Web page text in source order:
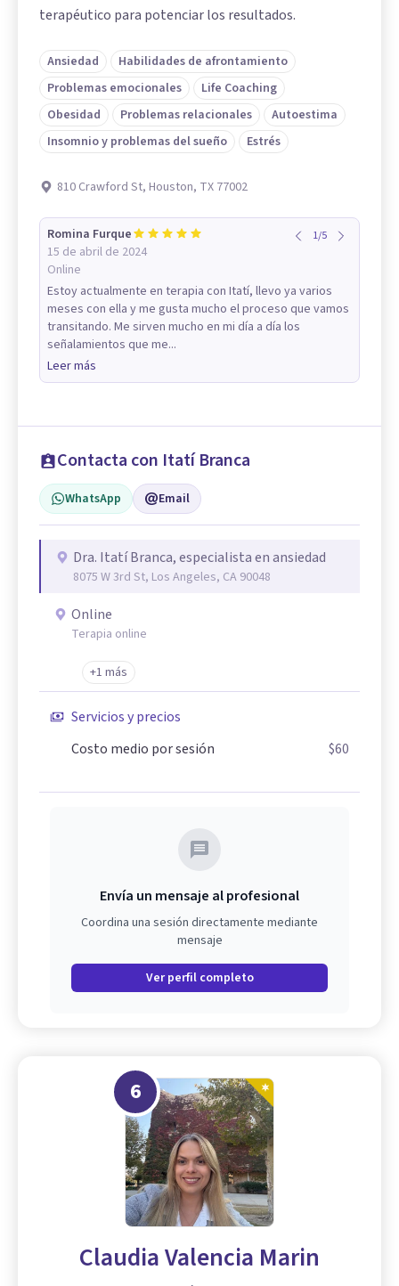
terapéutico para potenciar los resultados.
Ansiedad
Habilidades de afrontamiento
Problemas emocionales
Life Coaching
Obesidad
Problemas relacionales
Autoestima
Insomnio y problemas del sueño
Estrés
810 Crawford St, Houston, TX 77002
Romina Furque
15 de abril de 2024
Online
1/5
Estoy actualmente en terapia con Itatí, llevo ya varios
meses con ella y me gusta mucho el proceso que vamos
transitando. Me sirven mucho en mi día a día los
señalamientos que me...
Leer más
Contacta con Itatí Branca
WhatsApp Email
Dra. Itatí Branca, especialista en ansiedad
8075 W 3rd St, Los Angeles, CA 90048
Online
Terapia online
+1 más
Servicios y precios
Costo medio por sesión
$60
Envía un mensaje al profesional
Coordina una sesión directamente mediante
mensaje
Ver perfil completo
6
Claudia Valencia Marin